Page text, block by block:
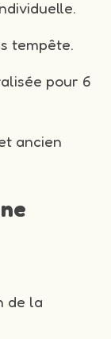
tempête.
pour 6
ancien
de la